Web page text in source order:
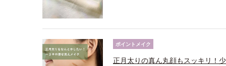
ポイントメイク
正月太りの真ん丸顔もスッキリ！